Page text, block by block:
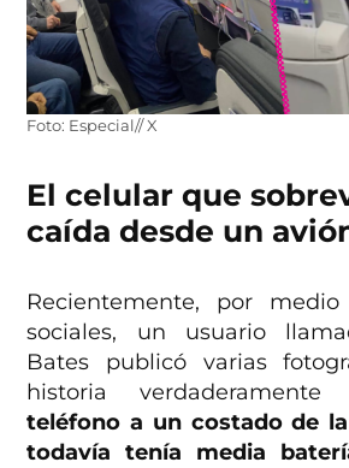
Foto: Especial// X
El celular que
caída desde un
Recientemente, por
sociales, un usuario
Bates publicó varias
historia
teléfono a un costado de
todavía tenía media